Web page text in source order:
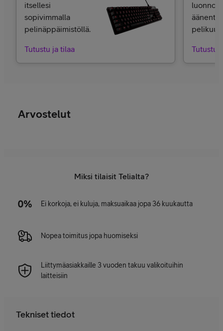
itsellesi
sopivimmalla
pelinäppäimistöllä.
Tutustu ja tilaa Tutustu
Arvostelut
Miksi tilaisit Telialta?
Ei korkoja, ei kuluja, maksuaikaa jopa 36 kuukautta
Nopea toimitus jopa huomiseksi
Liittymäasiakkaille 3 vuoden takuu valikoituihin
laitteisiin
Tekniset tiedot